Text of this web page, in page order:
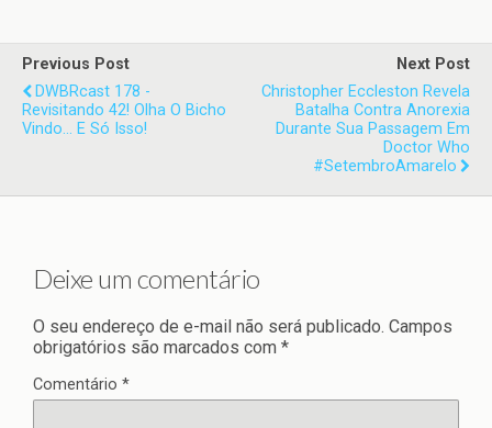
Previous Post
DWBRcast 178 -
Revisitando 42! Olha O Bicho
Vindo... E Só Isso!
Next Post
Christopher Eccleston Revela
Batalha Contra Anorexia
Durante Sua Passagem Em
Doctor Who
#SetembroAmarelo
Deixe um comentário
O seu endereço de e-mail não será publicado. Campos
obrigatórios são marcados com *
Comentário *